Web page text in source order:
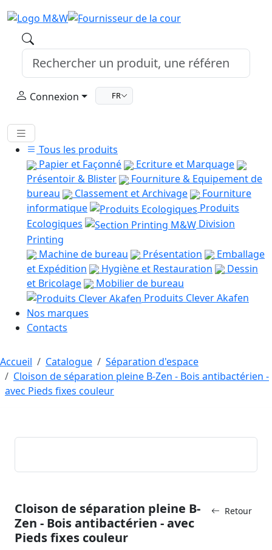
Connexion FR
Tous les produits
Papier et Façonné
Ecriture et Marquage
Présentoir & Blister
Fourniture & Equipement de
bureau
Classement et Archivage
Fourniture
informatique
Produits
Ecologiques
Division
Printing
Machine de bureau
Présentation
Emballage
et Expédition
Hygiène et Restauration
Dessin
et Bricolage
Mobilier de bureau
Produits Clever Akafen
Nos marques
Contacts
Accueil Catalogue
Séparation d'espace
Cloison de séparation pleine B-Zen - Bois antibactérien -
avec Pieds fixes couleur
Retour
Cloison de séparation pleine B-
Zen - Bois antibactérien - avec
Pieds fixes couleur